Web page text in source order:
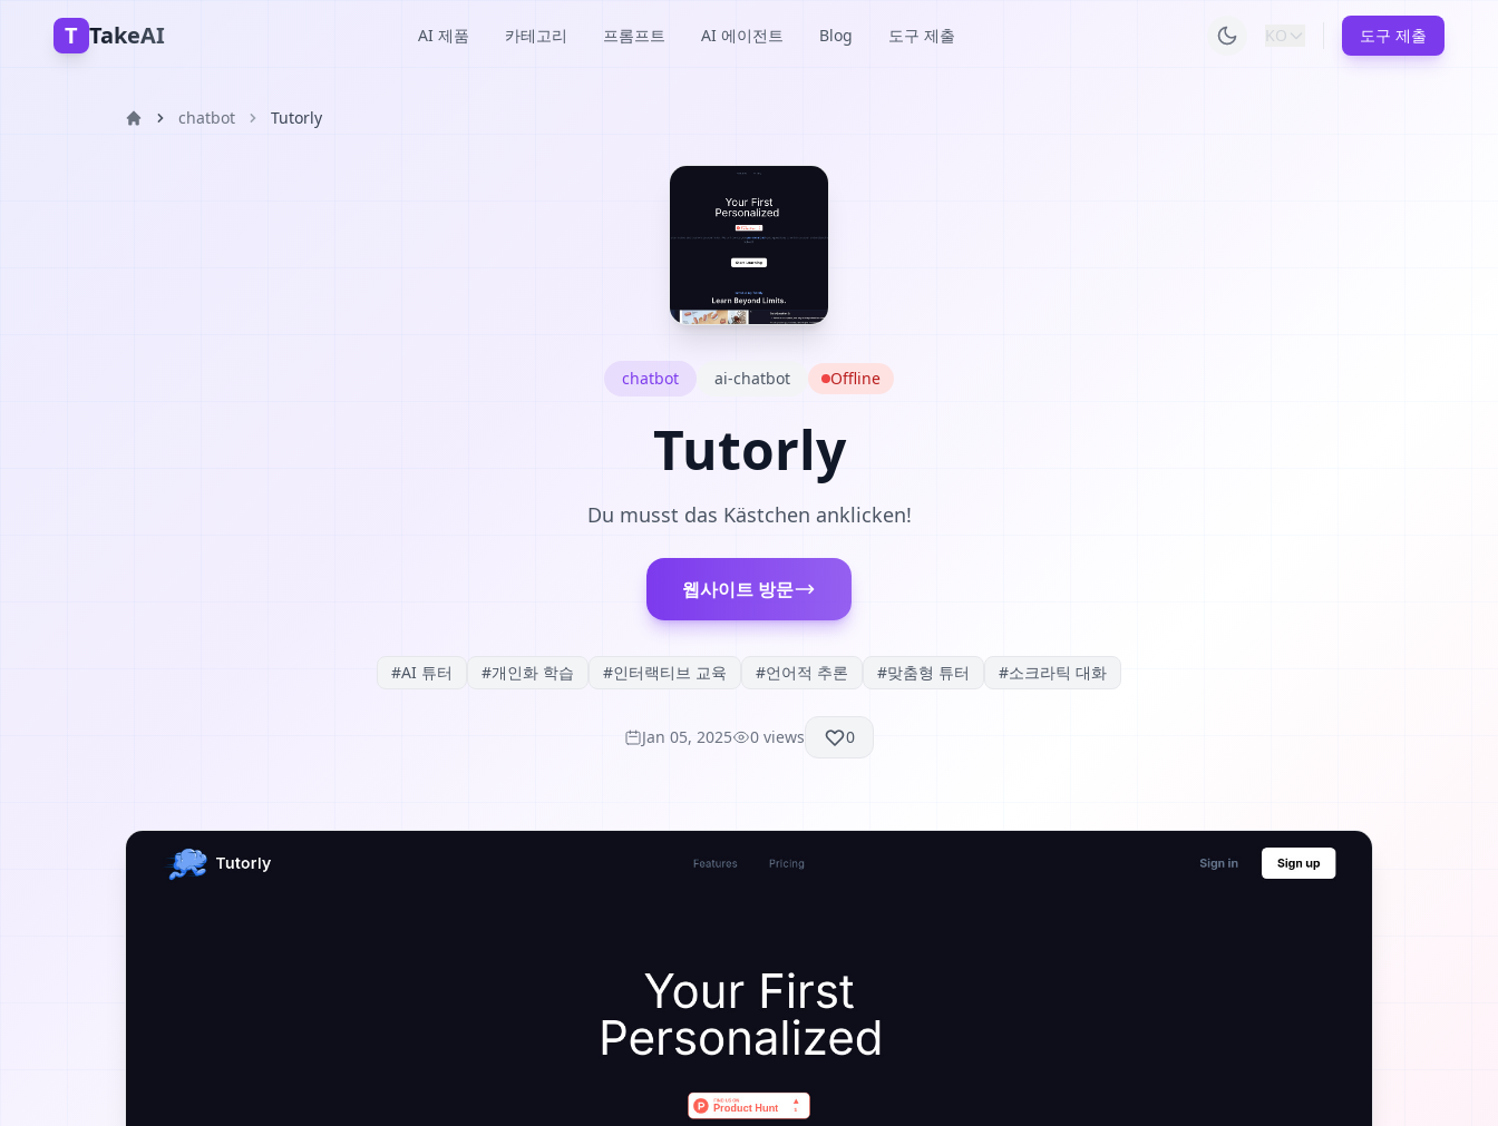
T TakeAI AI 제품 카테고리 프롬프트 AI 에이전트 Blog 도구 제출 KO 도구 제출
chatbot Tutorly
chatbot ai-chatbot Offline
Tutorly
Du musst das Kästchen anklicken!
웹사이트 방문
#AI 튜터 #개인화 학습 #인터랙티브 교육 #언어적 추론 #맞춤형 튜터 #소크라틱 대화
Jan 05, 2025 0 views 0